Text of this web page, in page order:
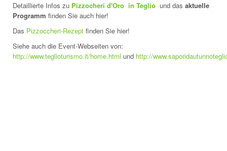
Detaillierte Infos zu Pizzocheri d'Oro in Teglio und das aktuelle
Programm finden Sie auch hier!
Das Pizzoccheri-Rezept finden Sie hier!
Siehe auch die Event-Webseiten von:
http://www.teglioturismo.it/home.html und http://